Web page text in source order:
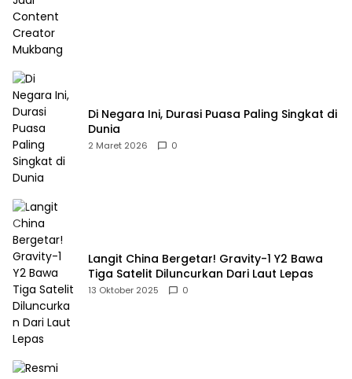
Di Negara Ini, Durasi Puasa Paling Singkat di
Dunia
2 Maret 2026 0
Langit China Bergetar! Gravity-1 Y2 Bawa
Tiga Satelit Diluncurkan Dari Laut Lepas
13 Oktober 2025 0